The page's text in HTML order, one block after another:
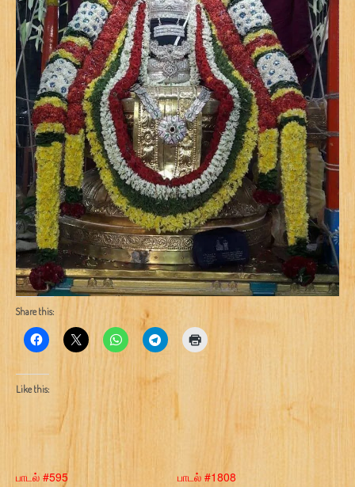
Share this:
Like this:
பாடல் #595
பாடல் #1808